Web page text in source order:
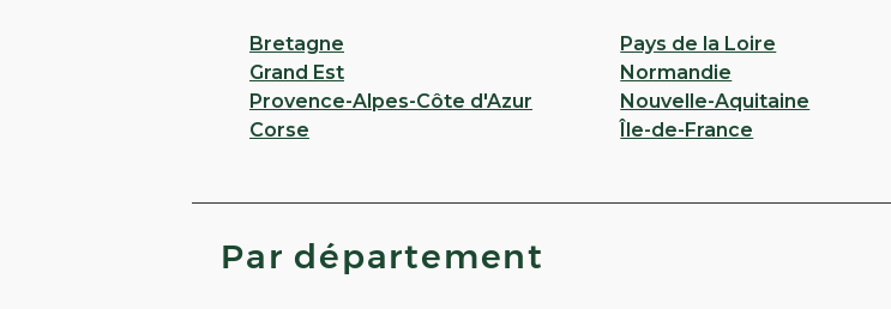
Bretagne Pays de la Loire
Grand Est
Normandie
Provence-Alpes-Côte d'Azur
Nouvelle-Aquitaine
Corse
Île-de-France
Par département